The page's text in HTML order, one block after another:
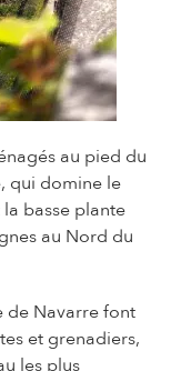
au pied du
qui domine le
basse plante
au Nord du
de Navarre font
et grenadiers,
les plus